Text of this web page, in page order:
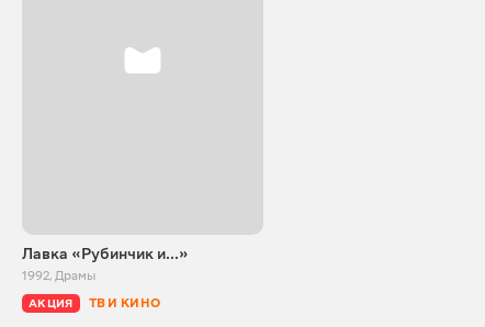
Лавка «Рубинчик и...»
1992, Драмы
АКЦИЯ ТВ И КИНО